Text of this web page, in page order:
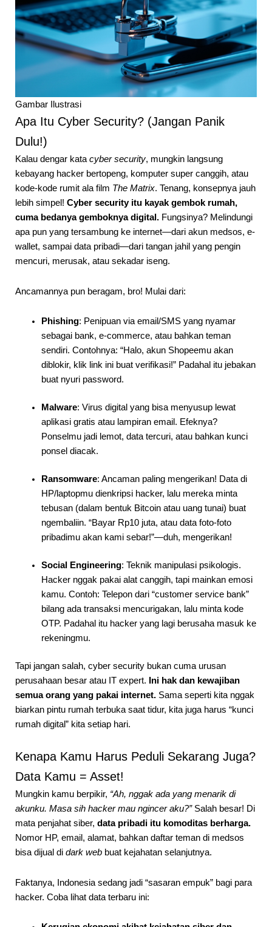
Gambar Ilustrasi
Apa Itu Cyber Security? (Jangan Panik
Dulu!)
Kalau dengar kata cyber security, mungkin langsung
kebayang hacker bertopeng, komputer super canggih, atau
kode-kode rumit ala film The Matrix. Tenang, konsepnya jauh
lebih simpel! Cyber security itu kayak gembok rumah,
cuma bedanya gemboknya digital.Fungsinya? Melindungi
apa pun yang tersambung ke internet—dari akun medsos, e-
wallet, sampai data pribadi—dari tangan jahil yang pengin
mencuri, merusak, atau sekadar iseng.
Ancamannya pun beragam, bro! Mulai dari:
Phishing: Penipuan via email/SMS yang nyamar
sebagai bank, e-commerce, atau bahkan teman
sendiri. Contohnya: “Halo, akun Shopeemu akan
diblokir, klik link ini buat verifikasi!” Padahal itu jebakan
buat nyuri password.
Malware: Virus digital yang bisa menyusup lewat
aplikasi gratis atau lampiran email. Efeknya?
Ponselmu jadi lemot, data tercuri, atau bahkan kunci
ponsel diacak.
Ransomware: Ancaman paling mengerikan! Data di
HP/laptopmu dienkripsi hacker, lalu mereka minta
tebusan (dalam bentuk Bitcoin atau uang tunai) buat
ngembaliin. “Bayar Rp10 juta, atau data foto-foto
pribadimu akan kami sebar!”—duh, mengerikan!
Social Engineering: Teknik manipulasi psikologis.
Hacker nggak pakai alat canggih, tapi mainkan emosi
kamu. Contoh: Telepon dari “customer service bank”
bilang ada transaksi mencurigakan, lalu minta kode
OTP. Padahal itu hacker yang lagi berusaha masuk ke
rekeningmu.
Tapi jangan salah, cyber security bukan cuma urusan
perusahaan besar atau IT expert.
Ini hak dan kewajiban
semua orang yang pakai internet.Sama seperti kita nggak
biarkan pintu rumah terbuka saat tidur, kita juga harus “kunci
rumah digital” kita setiap hari.
Kenapa Kamu Harus Peduli Sekarang Juga?
Data Kamu = Asset!
Mungkin kamu berpikir, “Ah, nggak ada yang menarik di
akunku. Masa sih hacker mau ngincer aku?”Salah besar! Di
mata penjahat siber, data pribadi itu komoditas berharga.
Nomor HP, email, alamat, bahkan daftar teman di medsos
bisa dijual di dark webbuat kejahatan selanjutnya.
Faktanya, Indonesia sedang jadi “sasaran empuk” bagi para
hacker. Coba lihat data terbaru ini: